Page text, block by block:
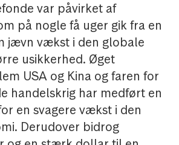
var påvirket af
på nogle få uger gik fra en
jævn vækst i den globale
usikkerhed. Øget
USA og Kina og faren for
handelskrig har medført en
en svagere vækst i den
Derudover bidrog